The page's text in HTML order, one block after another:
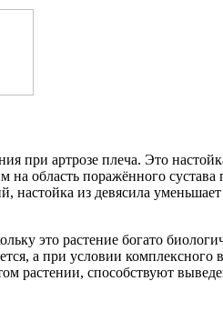
при артрозе плеча. Это
область поражённого
из девясила
это растение богато
а при условии комплексного
растении, способствуют